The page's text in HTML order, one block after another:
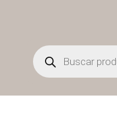
Búsqueda
de
productos